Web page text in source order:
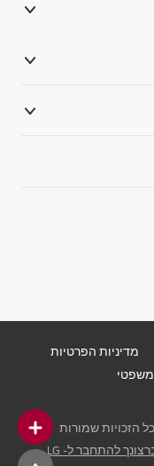
מדיניות הפרטיות
משפטי
זהו דף הבית הרשמי של LG Electronics. אם ברצונך להתחבר ל- LG